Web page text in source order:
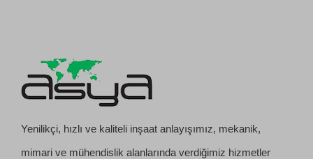
Yenilikçi, hızlı ve kaliteli inşaat anlayışımız, mekanik,
mimari ve mühendislik alanlarında verdiğimiz hizmetler